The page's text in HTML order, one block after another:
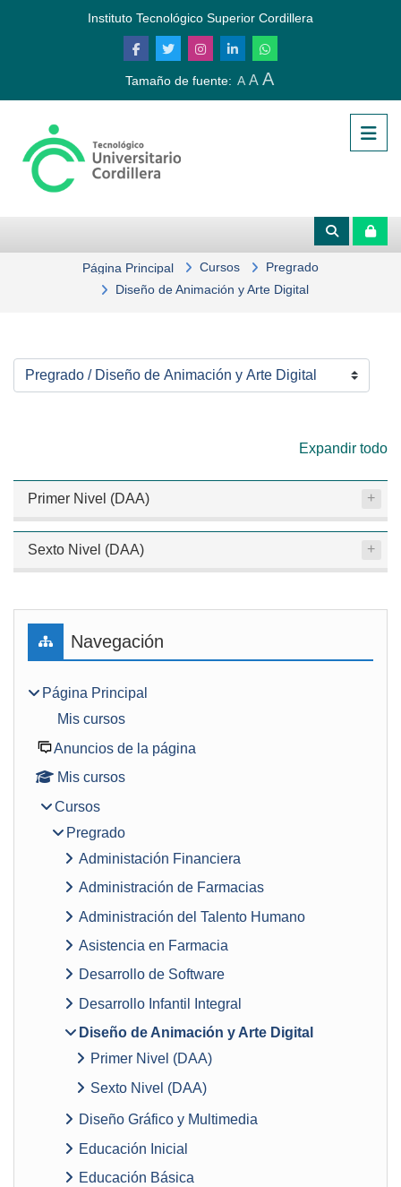
Salta al contenido principal
Instituto Tecnológico Superior Cordillera
Tamaño de fuente: A A A
Página Principal Cursos
Pregrado
Diseño de Animación y Arte Digital
Categorías
Expandir todo
Primer Nivel (DAA)
Sexto Nivel (DAA)
Bloques
Navegación
Página Principal
Mis cursos
Anuncios de la página
Mis cursos
Cursos
Pregrado
Administación Financiera
Administración de Farmacias
Administración del Talento Humano
Asistencia en Farmacia
Desarrollo de Software
Desarrollo Infantil Integral
Diseño de Animación y Arte Digital
Primer Nivel (DAA)
Sexto Nivel (DAA)
Diseño Gráfico y Multimedia
Educación Inicial
Educación Básica